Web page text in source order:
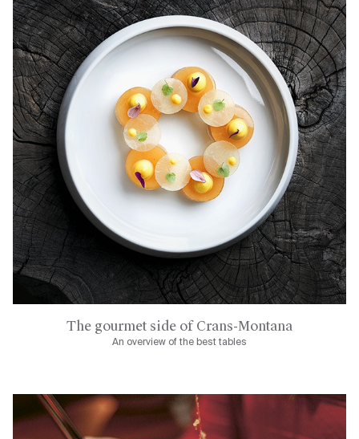
The gourmet side of Crans-Montana
An overview of the best tables